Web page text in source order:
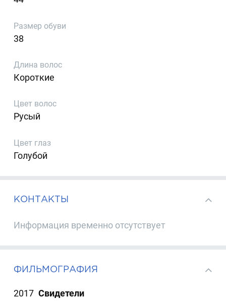
Размер обуви
38
Длина волос
Короткие
Цвет волос
Русый
Цвет глаз
Голубой
КОНТАКТЫ
Информация временно отсутствует
ФИЛЬМОГРАФИЯ
2017 Свидетели